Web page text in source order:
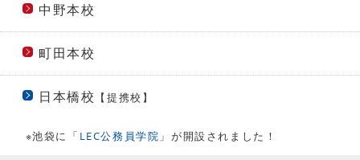
中野本校
町田本校
日本橋校 【提携校】
※池袋に「 LEC公務員学院 」が開設されました！